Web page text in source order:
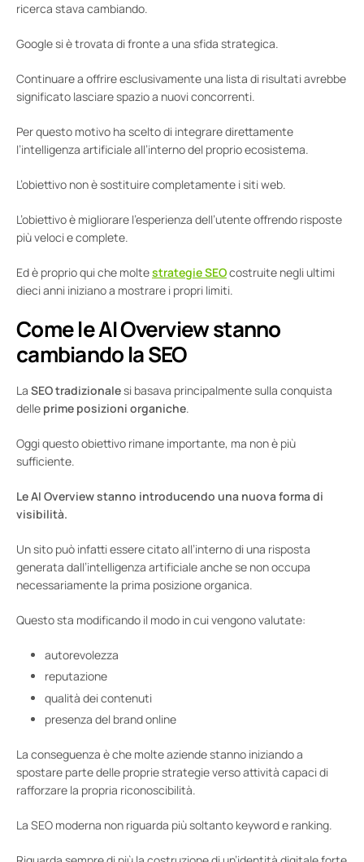
ricerca stava cambiando.
Google si è trovata di fronte a una sfida strategica.
Continuare a offrire esclusivamente una lista di risultati avrebbe
significato lasciare spazio a nuovi concorrenti.
Per questo motivo ha scelto di integrare direttamente
l’intelligenza artificiale all’interno del proprio ecosistema.
L’obiettivo non è sostituire completamente i siti web.
L’obiettivo è migliorare l’esperienza dell’utente offrendo risposte
più veloci e complete.
Ed è proprio qui che moltestrategie SEOcostruite negli ultimi
dieci anni iniziano a mostrare i propri limiti.
Come le AI Overview stanno
cambiando la SEO
La SEO tradizionalesi basava principalmente sulla conquista
delle prime posizioni organiche.
Oggi questo obiettivo rimane importante, ma non è più
sufficiente.
Le AI Overview stanno introducendo una nuova forma di
visibilità.
Un sito può infatti essere citato all’interno di una risposta
generata dall’intelligenza artificiale anche se non occupa
necessariamente la prima posizione organica.
Questo sta modificando il modo in cui vengono valutate:
autorevolezza
reputazione
qualità dei contenuti
presenza del brand online
La conseguenza è che molte aziende stanno iniziando a
spostare parte delle proprie strategie verso attività capaci di
rafforzare la propria riconoscibilità.
La SEO moderna non riguarda più soltanto keyword e ranking.